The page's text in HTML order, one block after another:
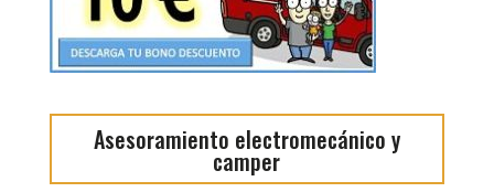
Asesoramiento electromecánico y
camper